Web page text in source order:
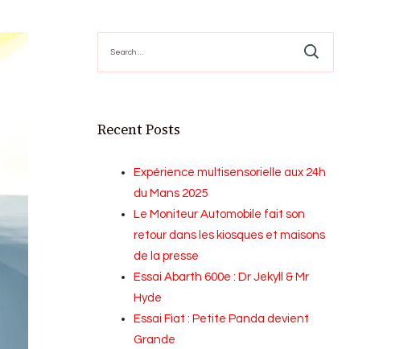
for:
Recent Posts
Expérience multisensorielle aux 24h
du Mans 2025
Le Moniteur Automobile fait son
retour dans les kiosques et maisons
de la presse
Essai Abarth 600e : Dr Jekyll & Mr
Hyde
Essai Fiat : Petite Panda devient
Grande